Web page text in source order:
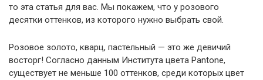
то эта статья для вас. Мы покажем, что у розового
десятки оттенков, из которого нужно выбрать свой.
Розовое золото, кварц, пастельный — это же девичий
восторг! Согласно данным Института цвета Pantone,
существует не меньше 100 оттенков, среди которых цвет